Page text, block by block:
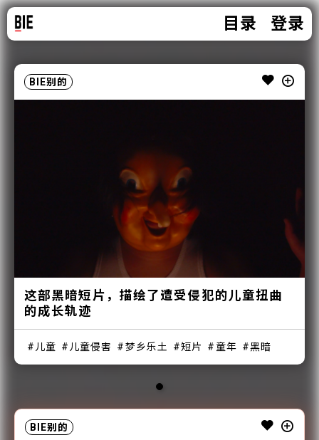
目录 登录
BIE别的
这部黑暗短片，描绘了遭受侵犯的儿童扭曲
的成长轨迹
儿童 儿童侵害 梦乡乐土 短片 童年 黑暗
BIE别的